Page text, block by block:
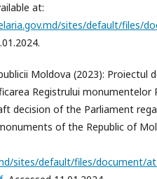
at:
sites/default/files/
Moldova (2023): Proiectul
Registrului monumentelor
decision of the Parliament
of the Republic of
sites/default/files/document/